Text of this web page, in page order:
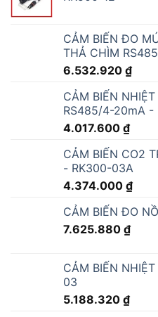
CẢM BIẾN ĐO
THẢ CHÌM
6.532.920 ₫
CẢM BIẾN
RS485/4-20mA -
4.017.600 ₫
CẢM BIẾN CO2
- RK300-03A
4.374.000 ₫
CẢM BIẾN ĐO
7.625.880 ₫
CẢM BIẾN
03
5.188.320 ₫